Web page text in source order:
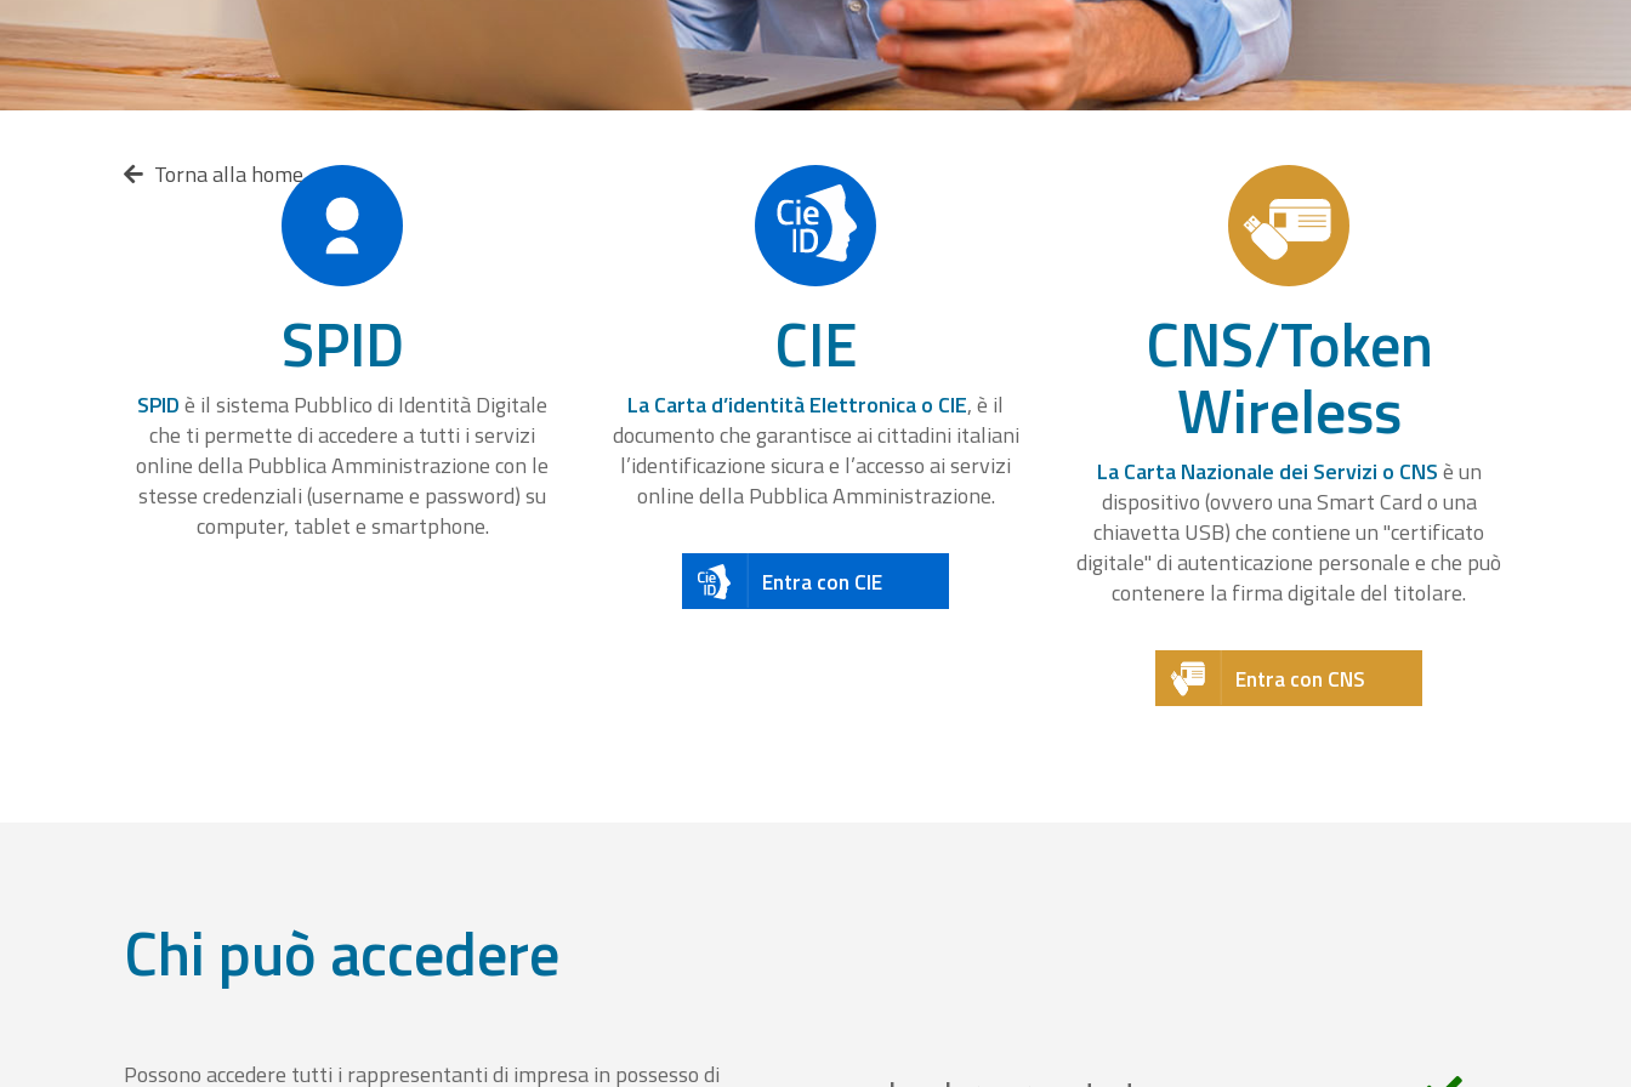
Torna alla home
SPID
SPIDè il sistema Pubblico di Identità Digitale
che ti permette di accedere a tutti i servizi
online della Pubblica Amministrazione con le
stesse credenziali (username e password) su
computer, tablet e smartphone.
CIE
La Carta d’identità Elettronica o CIE, è il
documento che garantisce ai cittadini italiani
l’identificazione sicura e l’accesso ai servizi
online della Pubblica Amministrazione.
Entra con CIE
CNS/Token
Wireless
La Carta Nazionale dei Servizi o CNSè un
dispositivo (ovvero una Smart Card o una
chiavetta USB) che contiene un "certificato
digitale" di autenticazione personale e che può
contenere la firma digitale del titolare.
Entra con CNS
Chi può accedere
Possono accedere tutti i rappresentanti di impresa in possesso di